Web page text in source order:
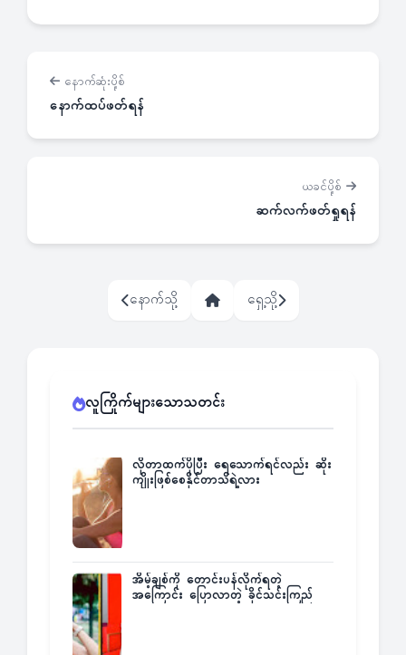
နောက်ဆုံးပို့စ်
နောက်ထပ်ဖတ်ရန်
ယခင်ပို့စ်
ဆက်လက်ဖတ်ရှုရန်
နောက်သို့ ရှေ့သို့
လူကြိုက်များသောသတင်း
လိုတာထက်ပိုပြီး ရေသောက်ရင်လည်း ဆိုး
ကျိုးဖြစ်စေနိုင်တာသိရဲ့လား
အိမ့်ချစ်ကို တောင်းပန်လိုက်ရတဲ့
အကြောင်း ပြောလာတဲ့ ခိုင်သင်းကြည်